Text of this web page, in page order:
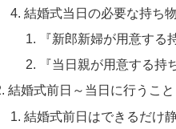
結婚式当日の必要な持ち
『新郎新婦が用意する
『当日親が用意する持
結婚式前日～当日に行うこ
結婚式前日はできるだけ